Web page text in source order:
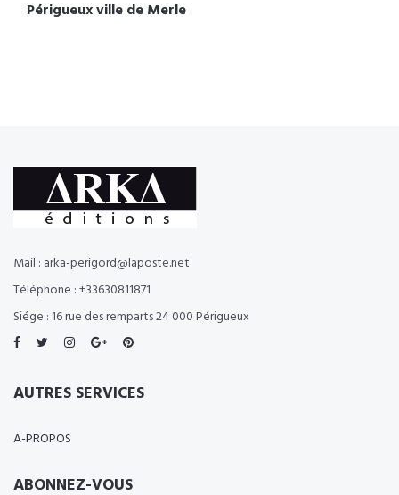
Périgueux ville de Merle
Mail : arka-perigord@laposte.net
Téléphone : +33630811871
Siége : 16 rue des remparts 24 000 Périgueux
AUTRES SERVICES
A-PROPOS
ABONNEZ-VOUS